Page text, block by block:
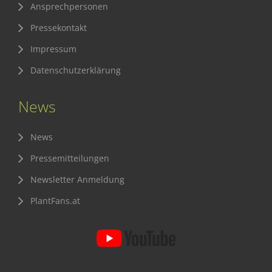
Ansprechpersonen
Pressekontakt
Impressum
Datenschutzerklärung
News
News
Pressemitteilungen
Newsletter Anmeldung
PlantFans.at